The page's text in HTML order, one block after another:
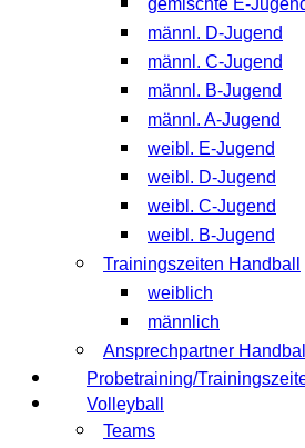
männl. D-Jugend
männl. C-Jugend
männl. B-Jugend
männl. A-Jugend
weibl. E-Jugend
weibl. D-Jugend
weibl. C-Jugend
weibl. B-Jugend
Trainingszeiten Handball
weiblich
männlich
Ansprechpartner Handball
Probetraining/
Volleyball
Teams